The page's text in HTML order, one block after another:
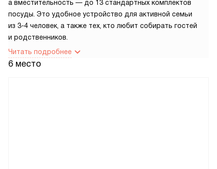
а вместительность — до 13 стандартных комплектов
посуды. Это удобное устройство для активной семьи
из 3-4 человек, а также тех, кто любит собирать гостей
и родственников.
Читать подробнее
6 место